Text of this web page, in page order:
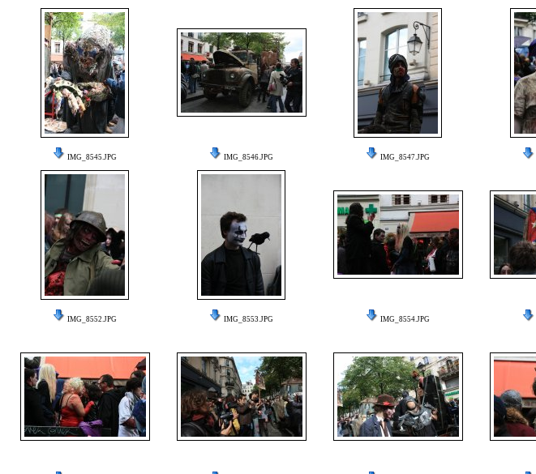
IMG_8545.JPG IMG_8546.JPG IMG_8547.JPG
IMG_8552.JPG IMG_8553.JPG IMG_8554.JPG